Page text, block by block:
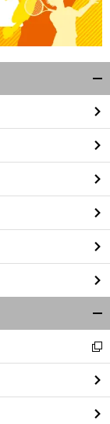
閉
る
閉
る
新
し
い
ウ
ィ